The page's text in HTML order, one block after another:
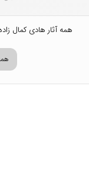
همه آثار هادی کمال